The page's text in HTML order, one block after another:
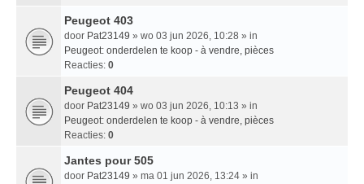
Peugeot 403
door Pat23149 » wo 03 jun 2026, 10:28 » in
Peugeot: onderdelen te koop - à vendre, pièces
Reacties: 0
Peugeot 404
door Pat23149 » wo 03 jun 2026, 10:13 » in
Peugeot: onderdelen te koop - à vendre, pièces
Reacties: 0
Jantes pour 505
door Pat23149 » ma 01 jun 2026, 13:24 » in